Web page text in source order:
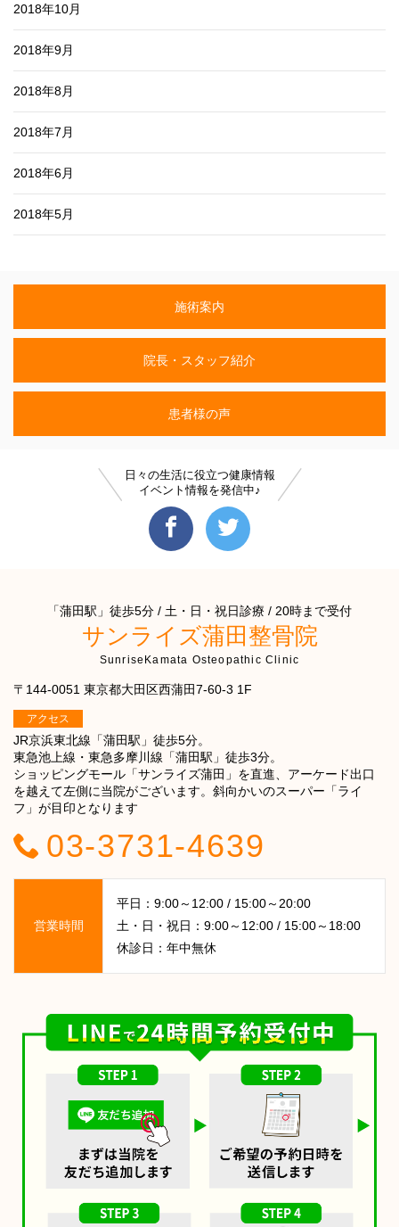
2018年10月
2018年9月
2018年8月
2018年7月
2018年6月
2018年5月
施術案内
院長・スタッフ紹介
患者様の声
日々の生活に役立つ健康情報
イベント情報を発信中♪
「蒲田駅」徒歩5分 / 土・日・祝日診療 / 20時まで受付
サンライズ蒲田整骨院
SunriseKamata Osteopathic Clinic
〒144-0051 東京都大田区西蒲田7-60-3 1F
アクセス
JR京浜東北線「蒲田駅」徒歩5分。
東急池上線・東急多摩川線「蒲田駅」徒歩3分。
ショッピングモール「サンライズ蒲田」を直進、アーケード出口
を越えて左側に当院がございます。斜向かいのスーパー「ライ
フ」が目印となります
03-3731-4639
営業時間
平日：9:00～12:00 / 15:00～20:00
土・日・祝日：9:00～12:00 / 15:00～18:00
休診日：年中無休